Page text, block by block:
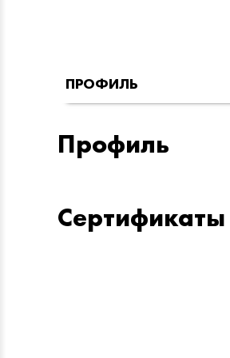
ПРОФИЛЬ
Профиль
Сертификаты